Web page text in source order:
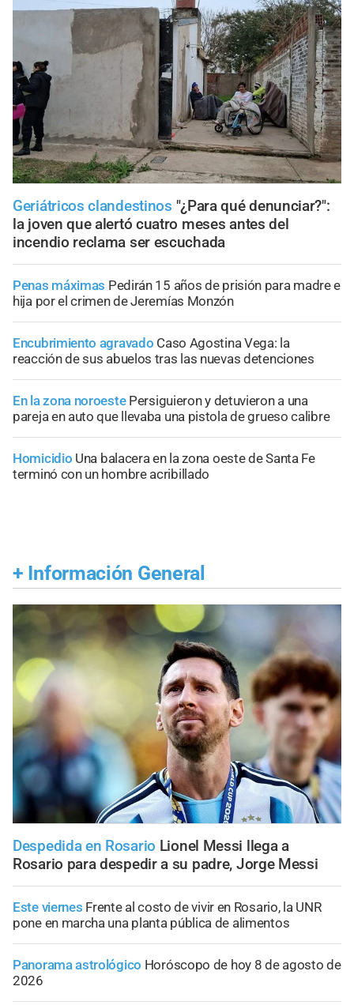
Geriátricos clandestinos "¿Para qué denunciar?":
la joven que alertó cuatro meses antes del
incendio reclama ser escuchada
Penas máximas Pedirán 15 años de prisión para madre e
hija por el crimen de Jeremías Monzón
Encubrimiento agravado Caso Agostina Vega: la
reacción de sus abuelos tras las nuevas detenciones
En la zona noroeste Persiguieron y detuvieron a una
pareja en auto que llevaba una pistola de grueso calibre
Homicidio Una balacera en la zona oeste de Santa Fe
terminó con un hombre acribillado
+ Información General
Despedida en Rosario Lionel Messi llega a
Rosario para despedir a su padre, Jorge Messi
Este viernes Frente al costo de vivir en Rosario, la UNR
pone en marcha una planta pública de alimentos
Panorama astrológico Horóscopo de hoy 8 de agosto de
2026